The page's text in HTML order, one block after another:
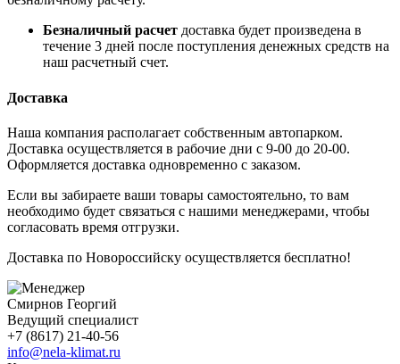
Безналичный расчет доставка будет произведена в
течение 3 дней после поступления денежных средств на
наш расчетный счет.
Доставка
Наша компания располагает собственным автопарком.
Доставка осуществляется в рабочие дни с 9-00 до 20-00.
Оформляется доставка одновременно с заказом.
Если вы забираете ваши товары самостоятельно, то вам
необходимо будет связаться с нашими менеджерами, чтобы
согласовать время отгрузки.
Доставка по Новороссийску осуществляется бесплатно!
Смирнов Георгий
Ведущий специалист
+7 (8617) 21-40-56
info@nela-klimat.ru